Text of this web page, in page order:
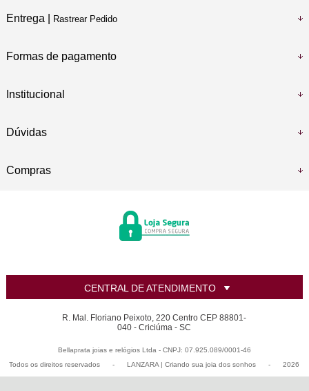
Entrega | Rastrear Pedido
Formas de pagamento
Institucional
Dúvidas
Compras
CENTRAL DE ATENDIMENTO
R. Mal. Floriano Peixoto, 220 Centro CEP 88801-
040 - Criciúma - SC
Bellaprata joias e relógios Ltda - CNPJ: 07.925.089/0001-46
Todos os direitos reservados
- LANZARA | Criando sua joia dos sonhos - 2026